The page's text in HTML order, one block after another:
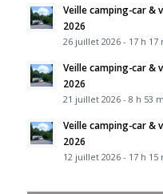
Veille camping-car &
2026
26 juillet 2026 - 17 h 17
Veille camping-car &
2026
21 juillet 2026 - 8 h 53
Veille camping-car &
2026
12 juillet 2026 - 17 h 15